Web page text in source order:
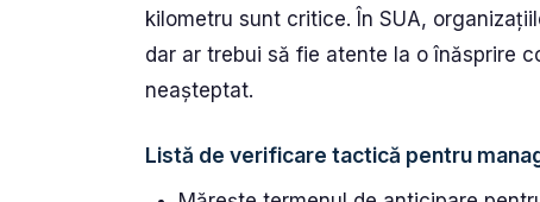
kilometru sunt critice. În SUA,
dar ar trebui să fie atente la o înăsprire
neașteptat.
Listă de verificare tactică pentru